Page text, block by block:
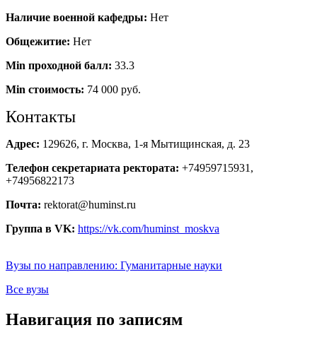
Наличие военной кафедры: Нет
Общежитие: Нет
Min проходной балл: 33.3
Min стоимость: 74 000 руб.
Контакты
Адрес: 129626, г. Москва, 1-я Мытищинская, д. 23
Телефон секретариата ректората: +74959715931,
+74956822173
Почта: rektorat@huminst.ru
Группа в VK: https://vk.com/huminst_moskva
Вузы по направлению: Гуманитарные науки
Все вузы
Навигация по записям